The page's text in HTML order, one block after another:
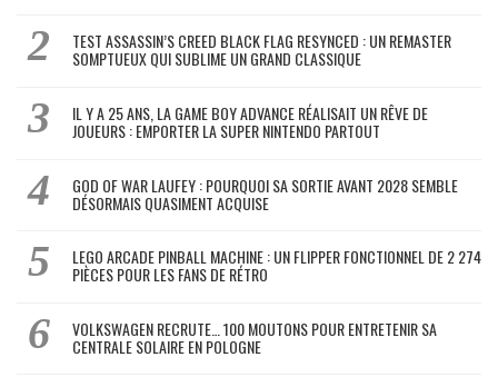
TEST ASSASSIN’S CREED BLACK FLAG RESYNCED : UN REMASTER
SOMPTUEUX QUI SUBLIME UN GRAND CLASSIQUE
IL Y A 25 ANS, LA GAME BOY ADVANCE RÉALISAIT UN RÊVE DE
JOUEURS : EMPORTER LA SUPER NINTENDO PARTOUT
GOD OF WAR LAUFEY : POURQUOI SA SORTIE AVANT 2028 SEMBLE
DÉSORMAIS QUASIMENT ACQUISE
LEGO ARCADE PINBALL MACHINE : UN FLIPPER FONCTIONNEL DE 2 274
PIÈCES POUR LES FANS DE RÉTRO
VOLKSWAGEN RECRUTE… 100 MOUTONS POUR ENTRETENIR SA
CENTRALE SOLAIRE EN POLOGNE